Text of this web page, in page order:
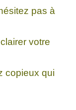
pas à
votre
copieux qui